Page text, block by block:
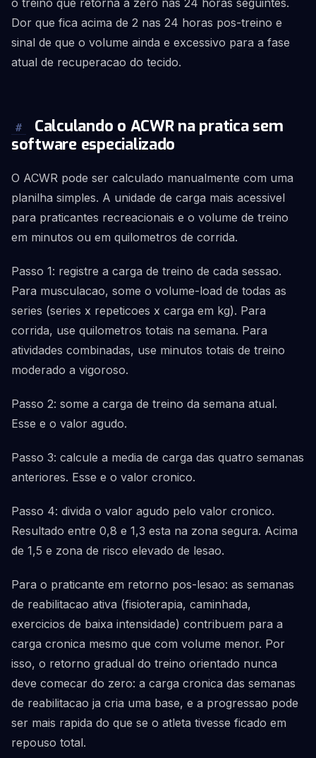
o treino que retorna a zero nas 24 horas seguintes.
Dor que fica acima de 2 nas 24 horas pos-treino e
sinal de que o volume ainda e excessivo para a fase
atual de recuperacao do tecido.
#
Calculando o ACWR na pratica sem
software especializado
O ACWR pode ser calculado manualmente com uma
planilha simples. A unidade de carga mais acessivel
para praticantes recreacionais e o volume de treino
em minutos ou em quilometros de corrida.
Passo 1: registre a carga de treino de cada sessao.
Para musculacao, some o volume-load de todas as
series (series x repeticoes x carga em kg). Para
corrida, use quilometros totais na semana. Para
atividades combinadas, use minutos totais de treino
moderado a vigoroso.
Passo 2: some a carga de treino da semana atual.
Esse e o valor agudo.
Passo 3: calcule a media de carga das quatro semanas
anteriores. Esse e o valor cronico.
Passo 4: divida o valor agudo pelo valor cronico.
Resultado entre 0,8 e 1,3 esta na zona segura. Acima
de 1,5 e zona de risco elevado de lesao.
Para o praticante em retorno pos-lesao: as semanas
de reabilitacao ativa (fisioterapia, caminhada,
exercicios de baixa intensidade) contribuem para a
carga cronica mesmo que com volume menor. Por
isso, o retorno gradual do treino orientado nunca
deve comecar do zero: a carga cronica das semanas
de reabilitacao ja cria uma base, e a progressao pode
ser mais rapida do que se o atleta tivesse ficado em
repouso total.